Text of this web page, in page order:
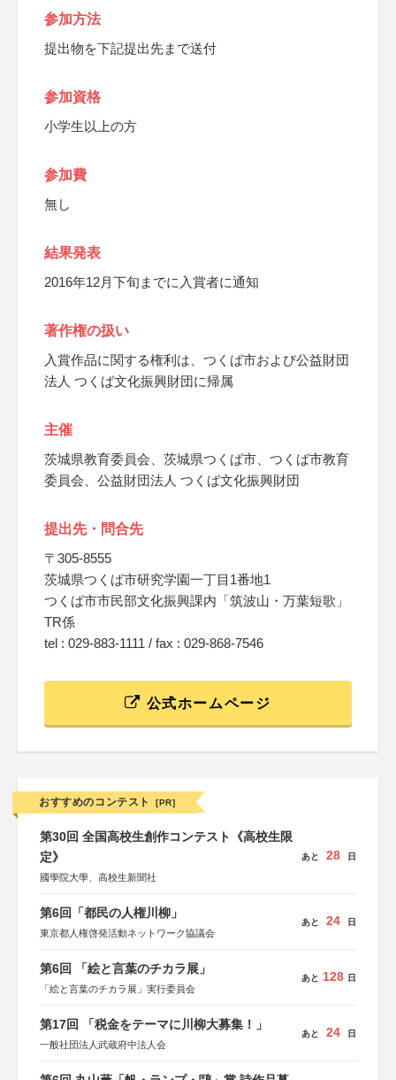
参加方法
提出物を下記提出先まで送付
参加資格
小学生以上の方
参加費
無し
結果発表
2016年12月下旬までに入賞者に通知
著作権の扱い
入賞作品に関する権利は、つくば市および公益財団
法人 つくば文化振興財団に帰属
主催
茨城県教育委員会、茨城県つくば市、つくば市教育
委員会、公益財団法人 つくば文化振興財団
提出先・問合先
〒305-8555
茨城県つくば市研究学園一丁目1番地1
つくば市市民部文化振興課内「筑波山・万葉短歌」
TR係
tel : 029-883-1111 / fax : 029-868-7546
公式ホームページ
おすすめのコンテスト [PR]
第30回 全国高校生創作コンテスト《高校生限
定》
國學院大學、高校生新聞社
あと 28 日
第6回「都民の人権川柳」
東京都人権啓発活動ネットワーク協議会
あと 24 日
第6回 「絵と言葉のチカラ展」
「絵と言葉のチカラ展」実行委員会
あと 128 日
第17回 「税金をテーマに川柳大募集！」
一般社団法人武蔵府中法人会
あと 24 日